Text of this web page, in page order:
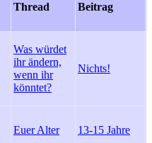
Thread Beitrag
Was würdet
ihr ändern,
wenn ihr
könntet?
Nichts!
Euer Alter 13-15 Jahre